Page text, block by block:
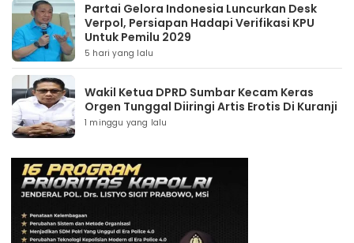
Partai Gelora Indonesia Luncurkan Desk
Verpol, Persiapan Hadapi Verifikasi KPU
Untuk Pemilu 2029
5 hari yang lalu
Wakil Ketua DPRD Sumbar Kecam Keras
Orgen Tunggal Diiringi Artis Erotis Di Kuranji
1 minggu yang lalu